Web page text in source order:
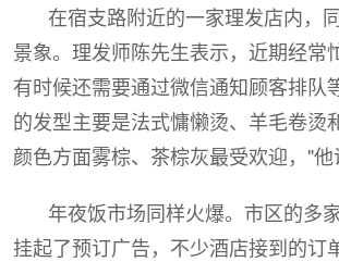
在宿支路附近的一家理发店内，
景象。理发师陈先生表示，近期经常
有时候还需要通过微信通知顾客排队
的发型主要是法式慵懒烫、羊毛卷烫
颜色方面雾棕、茶棕灰最受欢迎，"他
年夜饭市场同样火爆。市区的多
挂起了预订广告，不少酒店接到的订